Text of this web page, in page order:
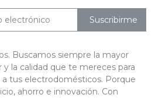
Suscribirme
Buscamos siempre la mayor
la calidad que te mereces para
a tus electrodomésticos. Porque
ahorro e innovación. Con